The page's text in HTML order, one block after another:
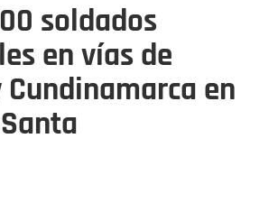
soldados
en vías de
en